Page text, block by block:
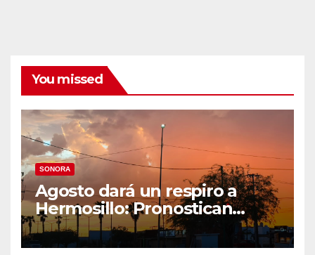
You missed
SONORA
Agosto dará un respiro a
Hermosillo: Pronostican
semana lluviosa y
temperaturas de hasta 34°C